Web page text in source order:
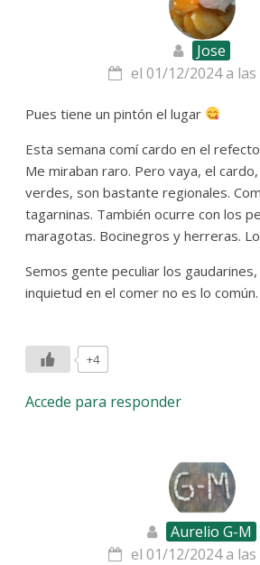
Jose
el 01/12/2024 a las
Pues tiene un pintón el lugar
Esta semana comí cardo en el
Me miraban raro. Pero vaya, el
verdes, son bastante regionales.
tagarninas. También ocurre con los
maragotas. Bocinegros y herreras.
Semos gente peculiar los
inquietud en el comer no es lo común.
+4
Accede para responder
Aurelio G-M
el 01/12/2024 a las